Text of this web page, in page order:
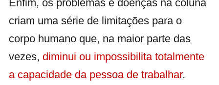
Enfim, os problemas e doenças na coluna
criam uma série de limitações para o
corpo humano que, na maior parte das
vezes, diminui ou impossibilita totalmente
a capacidade da pessoa de trabalhar.